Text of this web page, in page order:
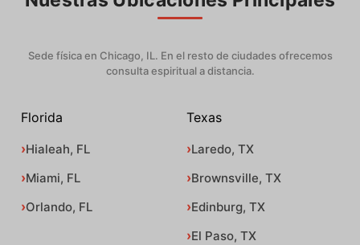
Sede física en Chicago, IL. En el resto de ciudades ofrecemos
consulta espiritual a distancia.
Florida
Hialeah, FL
Miami, FL
Orlando, FL
Texas
Laredo, TX
Brownsville, TX
Edinburg, TX
El Paso, TX